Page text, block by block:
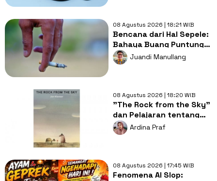
08 Agustus 2026 | 18:21 WIB
Bencana dari Hal Sepele:
Bahaya Buang Puntung
Rokok Sembarangan di
Musim Kemarau
Juandi Manullang
08 Agustus 2026 | 18:20 WIB
"The Rock from the Sky"
dan Pelajaran tentang
Berani Menghadapi
Perubahan
Ardina Praf
08 Agustus 2026 | 17:45 WIB
Fenomena AI Slop: